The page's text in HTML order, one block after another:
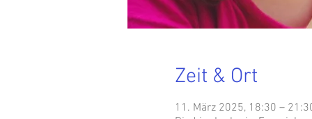
Zeit & Ort
11. März 2025, 18:30 –